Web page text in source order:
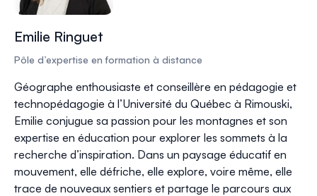
Emilie Ringuet
Pôle d’expertise en formation à distance
Géographe enthousiaste et conseillère en pédagogie et
technopédagogie à l’Université du Québec à Rimouski,
Emilie conjugue sa passion pour les montagnes et son
expertise en éducation pour explorer les sommets à la
recherche d’inspiration. Dans un paysage éducatif en
mouvement, elle défriche, elle explore, voire même, elle
trace de nouveaux sentiers et partage le parcours aux